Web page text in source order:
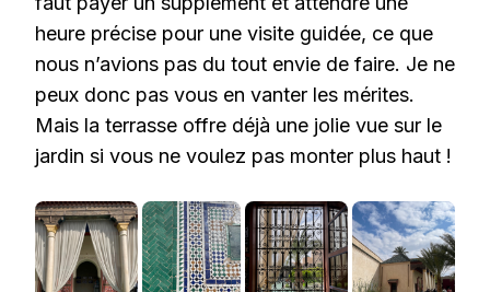
heure précise pour une visite guidée, ce que
nous n’avions pas du tout envie de faire. Je ne
peux donc pas vous en vanter les mérites.
Mais la terrasse offre déjà une jolie vue sur le
jardin si vous ne voulez pas monter plus haut !